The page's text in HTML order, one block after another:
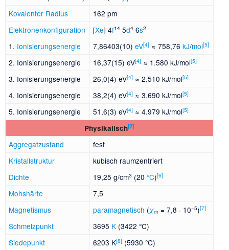
Kovalenter Radius
162 pm
Elektronenkonfiguration
[Xe] 4f14 5d4 6s2
1. Ionisierungsenergie 7 86403(10)eV[4] ≈758 76kJ/mol[5]
2. Ionisierungsenergie 16 37(15) eV[4] ≈ 1 580 kJ/mol[5]
3. Ionisierungsenergie 26 0(4) eV[4] ≈2 510 kJ/mol[5]
4. Ionisierungsenergie 38 2(4) eV[4] ≈3 690 kJ/mol[5]
5. Ionisierungsenergie 51 6(3) eV[4] ≈4 979 kJ/mol[5]
Physikalisch[2]
Aggregatzustand
fest
Kristallstruktur
kubisch raumzentriert
Dichte
19,25 g/cm3 (20°C)[6]
Mohshärte
7,5
Magnetismus
paramagnetisch (χm = 7,8 · 10−5)[7]
Schmelzpunkt 3695 K (3422 °C)
Siedepunkt
6203 K[8] (5930 °C)